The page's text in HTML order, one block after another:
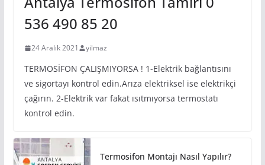
536 490 85 20
24 Aralık 2021 yilmaz
TERMOSİFON ÇALIŞMIYORSA ! 1-Elektrik bağlantısını
ve sigortayı kontrol edin.Arıza elektriksel ise elektrikçi
çağırın. 2-Elektrik var fakat ısıtmıyorsa termostatı
kontrol edin.
Termosifon Montajı Nasıl Yapılır?